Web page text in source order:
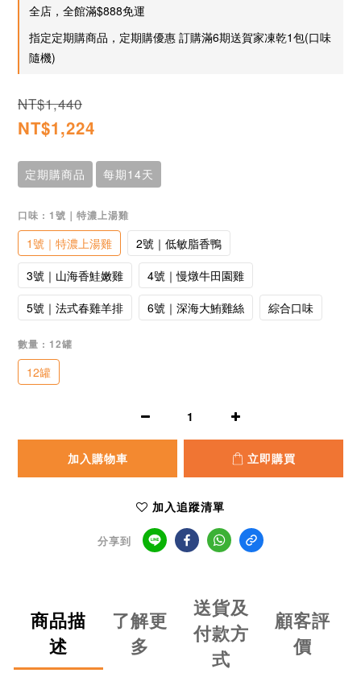
全店，全館滿$888免運
指定定期購商品，定期購優惠 訂購滿6期送賀家凍乾1包(口味
隨機)
NT$1,440
NT$1,224
定期購商品 每期14天
口味 : 1號｜特濃上湯雞
1號｜特濃上湯雞
2號｜低敏脂香鴨
3號｜山海香鮭嫩雞
4號｜慢燉牛田園雞
5號｜法式春雞羊排
6號｜深海大鮪雞絲 綜合口味
數量 : 12罐
12罐
加入購物車 立即購買
加入追蹤清單
分享到
商品描
述
了解更
多
送貨及
付款方
式
顧客評
價